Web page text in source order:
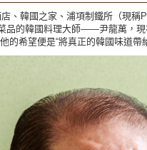
韓國之家、浦項制鐵所（現稱
品的韓國料理大師——尹龍萬，現
的希望便是“將真正的韓國味道帶